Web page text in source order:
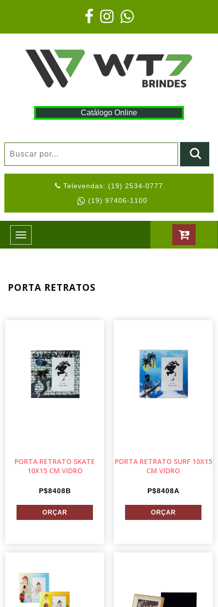
Catálogo Online
Televendas: (19) 2534-0777
(19) 97406-1100
Toggle
navigation
PORTA RETRATOS
PORTA RETRATO SKATE
10X15 CM VIDRO
P$8408B
PORTA RETRATO SURF 10X15
CM VIDRO
P$8408A